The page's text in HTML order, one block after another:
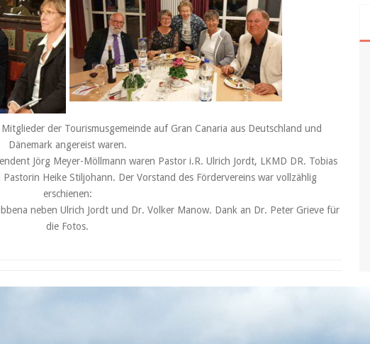
der Tourismusgemeinde auf Gran Canaria aus Deutschland und
Dänemark angereist waren.
Jörg Meyer-Möllmann waren Pastor i.R. Ulrich Jordt, LKMD DR. Tobias
Heike Stiljohann. Der Vorstand des Fördervereins war vollzählig
erschienen:
neben Ulrich Jordt und Dr. Volker Manow. Dank an Dr. Peter Grieve für
die Fotos.